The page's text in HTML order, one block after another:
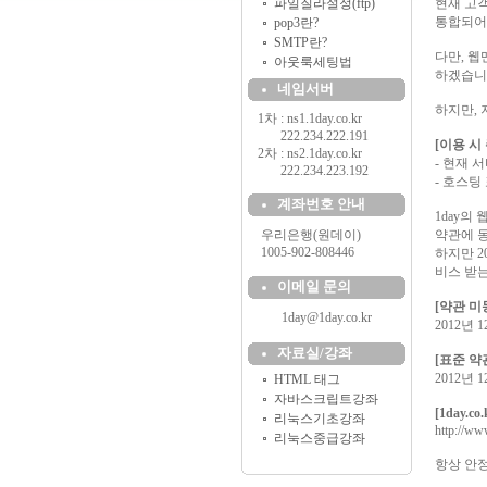
파일질라설정(ftp)
pop3란?
SMTP란?
아웃룩세팅법
네임서버
1차 : ns1.1day.co.kr
222.234.222.191
2차 : ns2.1day.co.kr
222.234.223.192
계좌번호 안내
우리은행(원데이)
1005-902-808446
이메일 문의
1day@1day.co.kr
자료실/강좌
HTML 태그
자바스크립트강좌
리눅스기초강좌
리눅스중급강좌
현재 고
통합되
다만, 웹
하겠습
하지만,
[이용 시
- 현재
- 호스팅
1day의
약관에
하지만
비스 받
[약관 미
2012년
[표준 약
2012년
http://
항상 안